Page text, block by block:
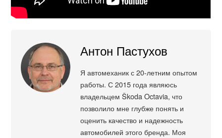
Антон Пастухов
Я автомеханик с 20-летним опытом
работы. С 2015 года являюсь
владельцем Škoda Octavia, что
позволило мне глубже понять и
оценить качество и надежность
автомобилей этого бренда. Моя